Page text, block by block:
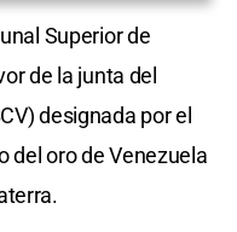
Superior de
de la junta del
designada por el
del oro de Venezuela